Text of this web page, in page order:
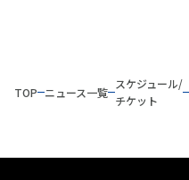
TOP ニュース一覧
スケジュール/
チケット